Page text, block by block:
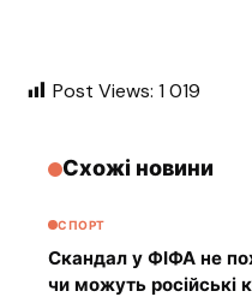
Post Views: 1 019
Схожі новини
СПОРТ
Скандал у ФІФА не
чи можуть російські